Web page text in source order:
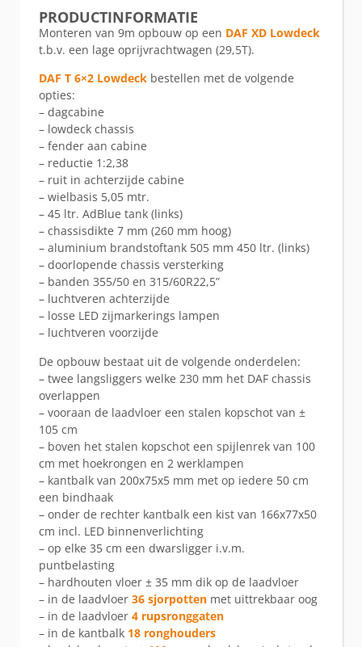
PRODUCTINFORMATIE
Monteren van 9m opbouw op een DAF XD Lowdeck
t.b.v. een lage oprijvrachtwagen (29,5T).
DAF T 6×2 Lowdeck bestellen met de volgende
opties:
– dagcabine
– lowdeck chassis
– fender aan cabine
– reductie 1:2,38
– ruit in achterzijde cabine
– wielbasis 5,05 mtr.
– 45 ltr. AdBlue tank (links)
– chassisdikte 7 mm (260 mm hoog)
– aluminium brandstoftank 505 mm 450 ltr. (links)
– doorlopende chassis versterking
– banden 355/50 en 315/60R22,5”
– luchtveren achterzijde
– losse LED zijmarkerings lampen
– luchtveren voorzijde
De opbouw bestaat uit de volgende onderdelen:
– twee langsliggers welke 230 mm het DAF chassis
overlappen
– vooraan de laadvloer een stalen kopschot van ±
105 cm
– boven het stalen kopschot een spijlenrek van 100
cm met hoekrongen en 2 werklampen
– kantbalk van 200x75x5 mm met op iedere 50 cm
een bindhaak
– onder de rechter kantbalk een kist van 166x77x50
cm incl. LED binnenverlichting
– op elke 35 cm een dwarsligger i.v.m.
puntbelasting
– hardhouten vloer ± 35 mm dik op de laadvloer
– in de laadvloer 36 sjorpotten met uittrekbaar oog
– in de laadvloer 4 rupsronggaten
– in de kantbalk 18 ronghouders